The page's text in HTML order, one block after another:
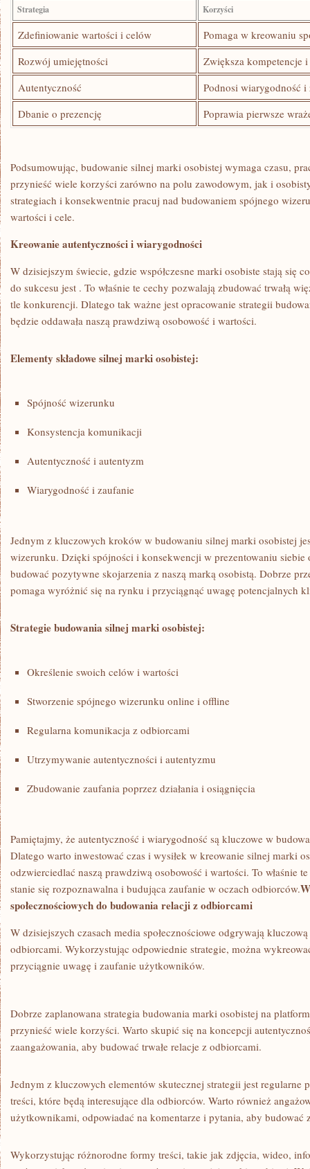
Strategia Korzyści
Zdefiniowanie‌ wartości ⁢i celów
Pomaga w kreowaniu
Rozwój umiejętności
Zwiększa kompetencje
Autentyczność
Podnosi wiarygodność i
Dbanie o prezencję
Poprawia ⁢pierwsze
Podsumowując,⁤ budowanie silnej marki osobistej wymaga czasu,
przynieść ⁢wiele korzyści zarówno⁤ na polu zawodowym, jak i
⁣strategiach i konsekwentnie pracuj nad budowaniem ⁣spójnego⁤
wartości i cele.
Kreowanie autentyczności i wiarygodności
W dzisiejszym świecie,‌ gdzie współczesne marki osobiste ⁣stają się
do sukcesu jest . To‌ właśnie te cechy pozwalają zbudować trwałą​
tle konkurencji.⁢ Dlatego tak ważne jest opracowanie⁣ strategii
będzie oddawała‌ naszą​ prawdziwą osobowość i wartości.
Elementy składowe silnej ⁤marki osobistej:
Spójność wizerunku
Konsystencja komunikacji
Autentyczność i autentyzm
Wiarygodność i zaufanie
Jednym z⁢ kluczowych kroków w​ budowaniu‌ silnej marki⁤ osobistej
⁣wizerunku. Dzięki spójności i konsekwencji ‍w prezentowaniu siebie
budować pozytywne ⁢skojarzenia z ‌naszą marką osobistą. Dobrze‌
pomaga wyróżnić‌ się na rynku i przyciągnąć uwagę potencjalnych
Strategie budowania silnej ‍marki osobistej:
Określenie swoich celów‍ i ⁤wartości
Stworzenie spójnego wizerunku online⁣ i offline
Regularna komunikacja z odbiorcami
Utrzymywanie autentyczności i autentyzmu
Zbudowanie zaufania⁤ poprzez ⁢działania i osiągnięcia
Pamiętajmy, że autentyczność i wiarygodność są kluczowe w
Dlatego warto inwestować​ czas i wysiłek w kreowanie silnej marki
odzwierciedlać naszą prawdziwą osobowość i wartości. ​To właśnie
stanie się rozpoznawalna i​ budująca zaufanie w oczach odbiorców.
⁣społecznościowych ⁣do budowania relacji z odbiorcami
W ‍dzisiejszych czasach media⁢ społecznościowe odgrywają
odbiorcami. Wykorzystując odpowiednie ⁤strategie, można
przyciągnie uwagę i zaufanie użytkowników.
Dobrze ‌zaplanowana strategia budowania marki‌ osobistej ⁤na
przynieść wiele korzyści. Warto ⁢skupić ‍się ​na koncepcji
zaangażowania, ⁤aby budować ‍trwałe relacje z⁤ odbiorcami.
Jednym z kluczowych elementów skutecznej ⁤strategii ​jest regularne
treści, ⁤które będą interesujące⁢ dla odbiorców. Warto również
użytkownikami, odpowiadać na ​komentarze ​i pytania, aby budować
Wykorzystując różnorodne formy ‌treści, takie jak zdjęcia, wideo,